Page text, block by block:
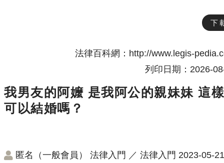
下
法律百科網：http://www.legis-
列印日期：2026-
我男友的阿嬤 是我阿公的親妹妹 這樣
可以結婚嗎？
匿名（一般會員） 法律入門 ／ 法律入門 2023-05-21